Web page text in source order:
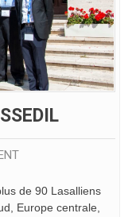
de 90 Lasalliens
Europe centrale,